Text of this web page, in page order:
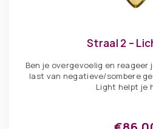
Straal 2 –
Ben je overgevoelig en reageer
last van negatieve/sombere
Light helpt je